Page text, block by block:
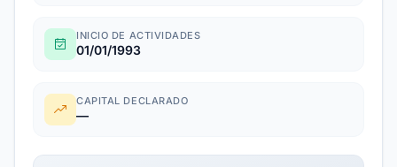
INICIO DE ACTIVIDADES
01/01/1993
CAPITAL DECLARADO
—